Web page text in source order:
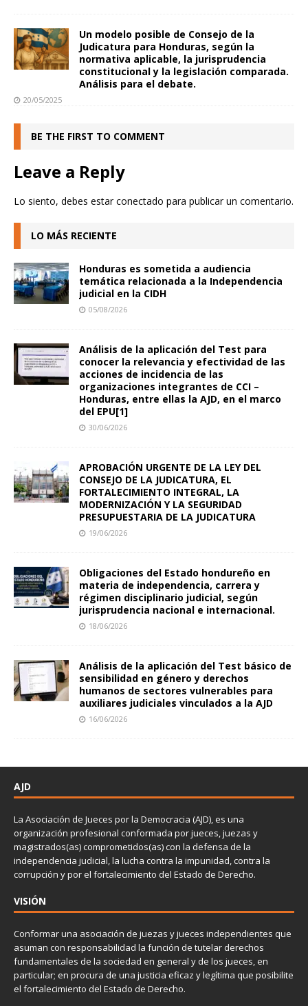
Un modelo posible de Consejo de la
Judicatura para Honduras, según la
normativa aplicable, la jurisprudencia
constitucional y la legislación comparada.
Análisis para el debate.
20/05/2025
BE THE FIRST TO COMMENT
Leave a Reply
Lo siento, debes estarconectado para publicar un comentario.
LO MÁS RECIENTE
Honduras es sometida a audiencia
temática relacionada a la Independencia
judicial en la CIDH
05/08/2026
Análisis de la aplicación del Test para
conocer la relevancia y efectividad de las
acciones de incidencia de las
organizaciones integrantes de CCI –
Honduras, entre ellas la AJD, en el marco
del EPU[1]
30/06/2026
APROBACIÓN URGENTE DE LA LEY DEL
CONSEJO DE LA JUDICATURA, EL
FORTALECIMIENTO INTEGRAL, LA
MODERNIZACIÓN Y LA SEGURIDAD
PRESUPUESTARIA DE LA JUDICATURA
19/06/2026
Obligaciones del Estado hondureño en
materia de independencia, carrera y
régimen disciplinario judicial, según
jurisprudencia nacional e internacional.
18/06/2026
Análisis de la aplicación del Test básico de
sensibilidad en género y derechos
humanos de sectores vulnerables para
auxiliares judiciales vinculados a la AJD
16/06/2026
AJD
La Asociación de Jueces por la Democracia (AJD), es una
organización profesional conformada por jueces, juezas y
magistrados(as) comprometidos(as) con la defensa de la
independencia judicial, la lucha contra la impunidad, contra la
corrupción y por el fortalecimiento del Estado de Derecho.
VISIÓN
Conformar una asociación de juezas y jueces independientes que
asuman con responsabilidad la función de tutelar derechos
fundamentales de la sociedad en general y de los jueces, en
particular; en procura de una justicia eficaz y legítima que posibilite
el fortalecimiento del Estado de Derecho.